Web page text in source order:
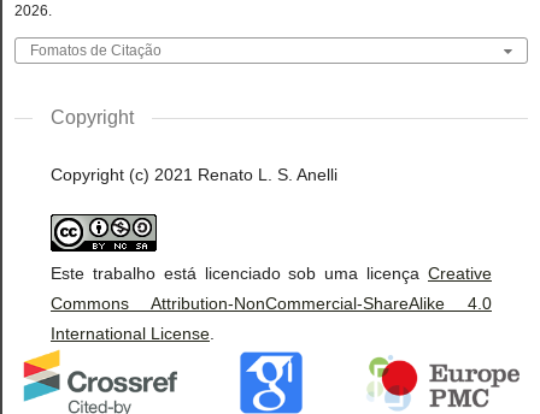
2026.
Fomatos de Citação
Copyright
Copyright (c) 2021 Renato L. S. Anelli
Este trabalho está licenciado sob uma licença Creative
Commons Attribution-NonCommercial-ShareAlike 4.0
International License